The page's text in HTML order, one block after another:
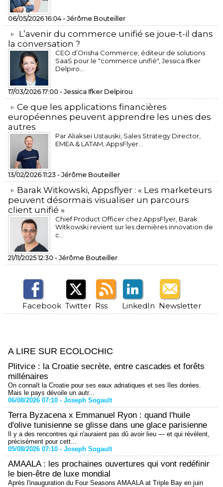
06/05/2026 16:04 -Jérôme Bouteiller
L’avenir du commerce unifié se joue-t-il dans
la conversation ?
CEO d’Orisha Commerce, éditeur de solutions
SaaS pour le "commerce unifié", Jessica Ifker
Delpiro...
17/03/2026 17:00 -Jessica Ifker Delpirou
​Ce que les applications financières
européennes peuvent apprendre les unes des
autres
Par Aliaksei Ustauski, Sales Strategy Director,
EMEA & LATAM, AppsFlyer...
13/02/2026 11:23 -Jérôme Bouteiller
​Barak Witkowski, Appsflyer : « Les marketeurs
peuvent désormais visualiser un parcours
client unifié »
Chief Product Officer chez AppsFlyer, ​Barak
Witkowski revient sur les dernières innovation de
c...
21/11/2025 12:30 -Jérôme Bouteiller
Facebook Twitter Rss LinkedIn Newsletter
A LIRE SUR ECOLOCHIC
Plitvice : la Croatie secrète, entre cascades et forêts
millénaires
On connaît la Croatie pour ses eaux adriatiques et ses îles dorées.
Mais le pays dévoile un autr...
06/08/2026 07:10 - Joseph Sogault
Terra Byzacena x Emmanuel Ryon : quand l'huile
d'olive tunisienne se glisse dans une glace parisienne
Il y a des rencontres qui n'auraient pas dû avoir lieu — et qui révèlent,
précisément pour cett...
05/08/2026 07:10 - Joseph Sogault
AMAALA : les prochaines ouvertures qui vont redéfinir
le bien-être de luxe mondial
Après l'inauguration du Four Seasons AMAALA at Triple Bay en juin